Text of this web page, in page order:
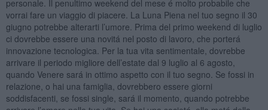
personale. Il penultimo weekend del mese é molto probabile che
vorrai fare un viaggio di piacere. La Luna Piena nel tuo segno il 30
giugno potrebbe alterarti l’umore. Prima del primo weekend di luglio
ci dovrebbe essere una novitá nel posto di lavoro, che porterá
innovazione tecnologica. Per la tua vita sentimentale, dovrebbe
arrivare il periodo migliore dell’estate dal 9 luglio al 6 agosto,
quando Venere sará in ottimo aspetto con il tuo segno. Se fossi in
relazione, o hai una famiglia, dovrebbero essere giorni
soddisfacenti, se fossi single, sará il momento, quando potrebbe